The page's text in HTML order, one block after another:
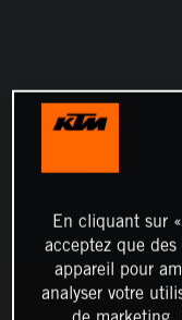
En cliquant sur
acceptez que
appareil pour
analyser votre